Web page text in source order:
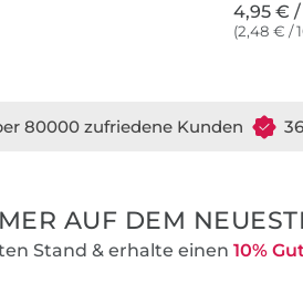
4,95 €
(2,48 € /
80000 zufriedene Kunden
AUF DEM
Stand & erhalte einen 10%